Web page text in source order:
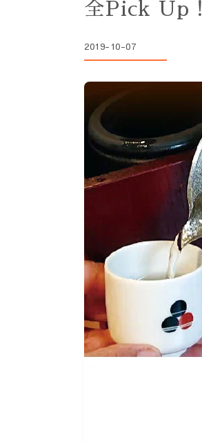
全Pick Up！
2019-10-07